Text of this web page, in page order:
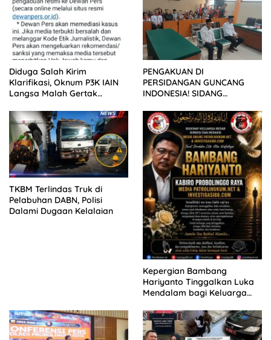
Diduga Salah Kirim
Klarifikasi, Oknum P3K IAIN
Langsa Malah Gertak
PENGAKUAN DI
PERSIDANGAN GUNCANG
INDONESIA! SIDANG
KELUARGA KORBAN
MENGAMUK DI PN MALANG
TKBM Terlindas Truk di
Pelabuhan DABN, Polisi
Dalami Dugaan Kelalaian
Kepergian Bambang
Hariyanto Tinggalkan Luka
Mendalam bagi Keluarga